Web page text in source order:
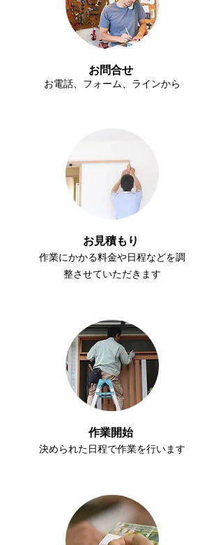
​お問合せ
​お電話、フォーム、ラインから
​お見積もり
​作業にかかる料金や日程などを調
整させていただきます​
​作業開始
​決められた日程で作業を行います